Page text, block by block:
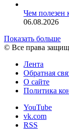
Чем полезен
06.08.2026
Показать больше
© Все права
Лента
Обратная
О сайте
Политика
YouTube
vk.com
RSS